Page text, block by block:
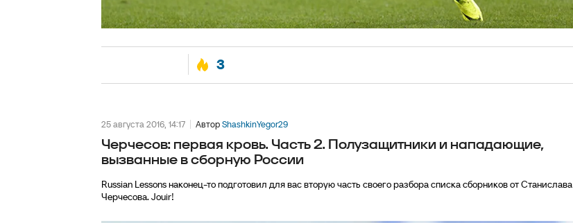
3
25 августа 2016, 14:17 АвторShashkinYegor29
Черчесов: первая кровь. Часть 2. Полузащитники и нападающие,
вызванные в сборную России
Russian Lessons наконец-то подготовил для вас вторую часть своего разбора списка сборников от Станислава
Черчесова. Jouir!